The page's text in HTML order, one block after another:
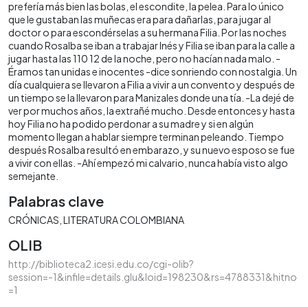
prefería más bien las bolas, el escondite, la pelea. Para lo único
que le gustaban las muñecas era para dañarlas, para jugar al
doctor o para escondérselas a su hermana Filia. Por las noches
cuando Rosalba se iban a trabajar Inés y Filia se iban para la calle a
jugar hasta las 110 12 de la noche, pero no hacían nada malo. -
Éramos tan unidas e inocentes -dice sonriendo con nostalgia. Un
día cualquiera se llevaron a Filia a vivir a un convento y después de
un tiempo se la llevaron para Manizales donde una tía. -La dejé de
ver por muchos años, la extrañé mucho. Desde entonces y hasta
hoy Filia no ha podido perdonar a su madre y si en algún
momento llegan a hablar siempre terminan peleando. Tiempo
después Rosalba resultó en embarazo, y su nuevo esposo se fue
a vivir con ellas. -Ahí empezó mi calvario, nunca había visto algo
semejante.
Palabras clave
CRÓNICAS LITERATURA COLOMBIANA
OLIB
http://biblioteca2.icesi.edu.co/cgi-olib?
session=-1&infile=details.glu&loid=198230&rs=4788331&hitno
=1